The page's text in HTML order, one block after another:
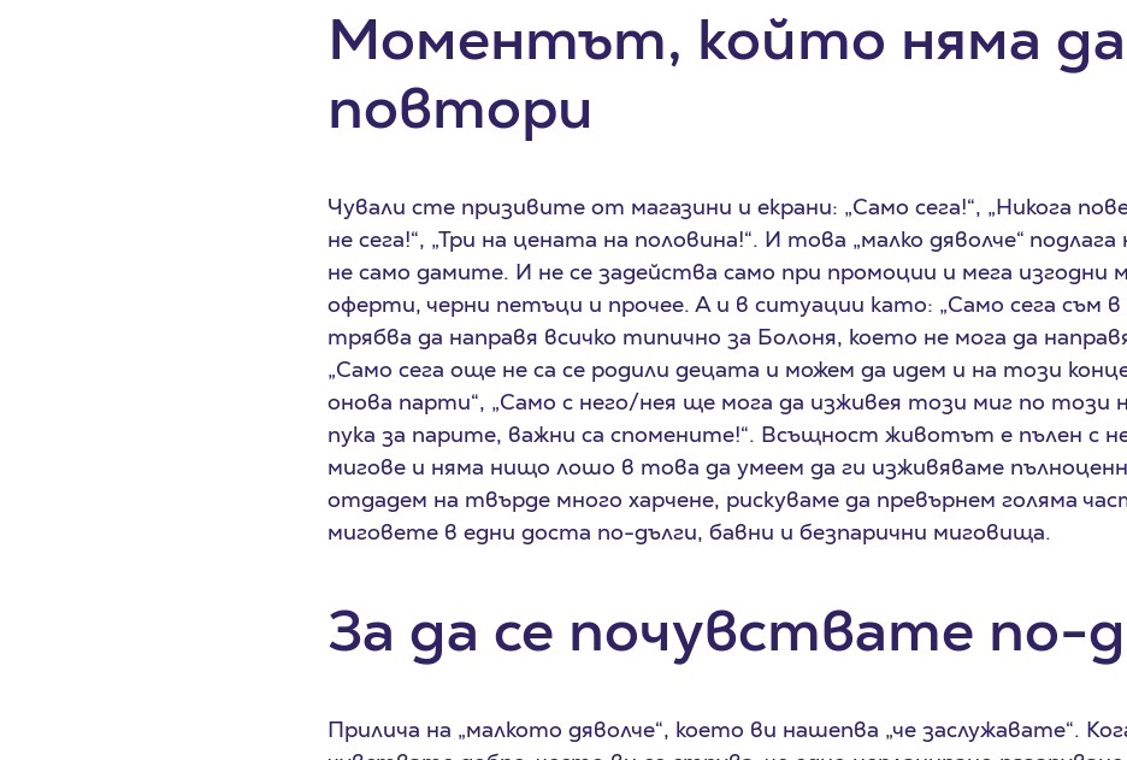
Моментът, който няма да
повтори
Чували сте призивите от магазини и екрани: „Само сега!“, „Никога
не сега!“, „Три на цената на половина!“. И това „малко дяволче“
не само дамите. И не се задейства само при промоции и мега изгодни
оферти, черни петъци и прочее. А и в ситуации като: „Само сега съм
трябва да направя всичко типично за Болоня, което не мога да
„Само сега още не са се родили децата и можем да идем и на този
онова парти“, „Само с него/нея ще мога да изживея този миг по този
пука за парите, важни са спомените!“. Всъщност животът е пълен с
мигове и няма нищо лошо в това да умеем да ги изживяваме
отдадем на твърде много харчене, рискуваме да превърнем голяма
миговете в едни доста по-дълги, бавни и безпарични миговища.
За да се почувствате по-
Прилича на „малкото дяволче“, което ви нашепва „че заслужавате“.